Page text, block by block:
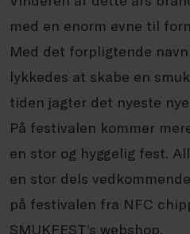
med en enorm evne til
Med det forpligtende
lykkedes at skabe en
tiden jagter det nyeste
På festivalen kommer
en stor og hyggelig fest.
en stor dels
på festivalen fra NFC
SMUKFEST’s webshop.